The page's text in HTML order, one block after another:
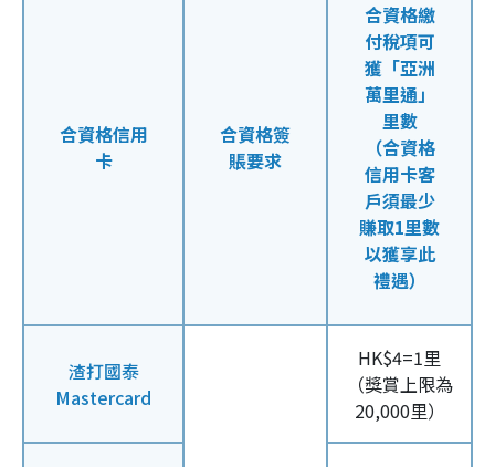
合資格信用
卡
合資格簽
賬要求
合資格繳
付稅項可
獲「亞洲
萬里通」
里數
（合資格
信用卡客
戶須最少
賺取1里數
以獲享此
禮遇）
渣打國泰
Mastercard
HK$4=1里
（獎賞上限為
20,000里）